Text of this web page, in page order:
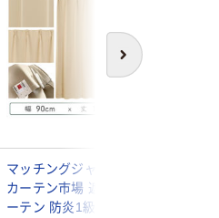
次へ
マッチングジャパン
カーテン市場 遮光カ
ーテン 防炎1級 片開